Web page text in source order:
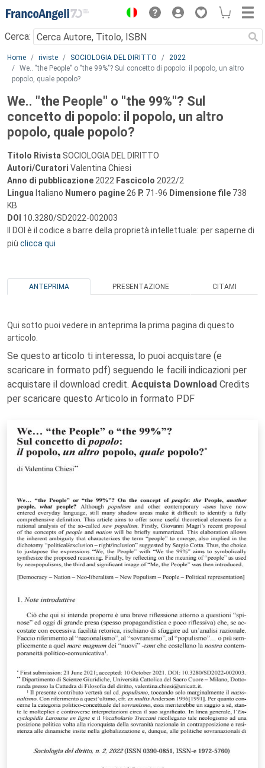
Menu
Cerca:
Main content
Home riviste SOCIOLOGIA DEL DIRITTO
2022
We.. "the People" o "the 99%"? Sul concetto di popolo: il popolo, un altro
popolo, quale popolo?
We.. "the People" o "the 99%"? Sul
concetto di popolo: il popolo, un altro
popolo, quale popolo?
Titolo Rivista SOCIOLOGIA DEL DIRITTO
Autori/Curatori Valentina Chiesi
Anno di pubblicazione 2022 Fascicolo 2022/2
Lingua Italiano Numero pagine 26 P. 71-96 Dimensione file 738
KB
DOI 10.3280/SD2022-002003
Il DOI è il codice a barre della proprietà intellettuale: per saperne di
più clicca qui
ANTEPRIMA PRESENTAZIONE CITAMI
Qui sotto puoi vedere in anteprima la prima pagina di questo
articolo.
Se questo articolo ti interessa, lo puoi acquistare (e
scaricare in formato pdf) seguendo le facili indicazioni per
acquistare il download credit. Acquista Download Credits
per scaricare questo Articolo in formato PDF